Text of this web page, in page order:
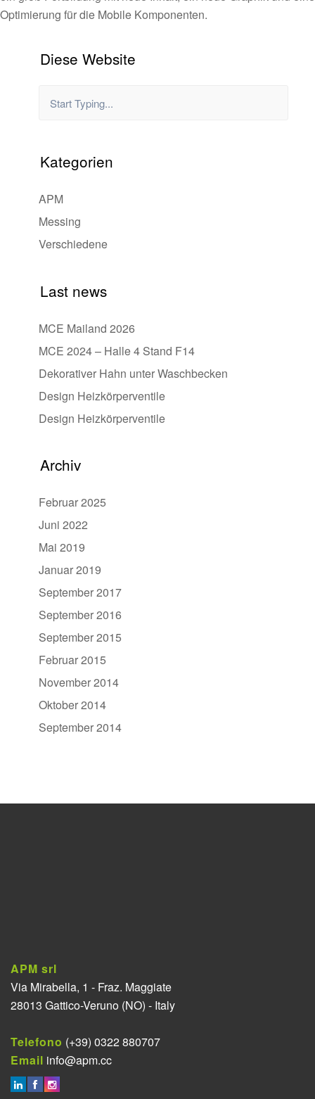
Optimierung für die Mobile Komponenten.
Diese Website
Kategorien
APM
Messing
Verschiedene
Last news
MCE Mailand 2026
MCE 2024 – Halle 4 Stand F14
Dekorativer Hahn unter Waschbecken
Design Heizkörperventile
Design Heizkörperventile
Archiv
Februar 2025
Juni 2022
Mai 2019
Januar 2019
September 2017
September 2016
September 2015
Februar 2015
November 2014
Oktober 2014
September 2014
APM srl
Via Mirabella, 1 - Fraz. Maggiate
28013 Gattico-Veruno (NO) - Italy
Telefono (+39) 0322 880707
Email info@apm.cc